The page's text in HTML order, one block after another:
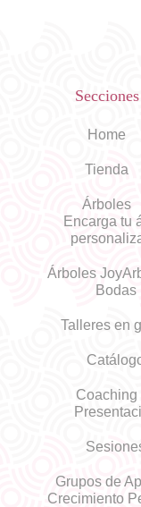
Secciones
Home
Tienda
Árboles
Encarga tu
Árboles
Bodas
Talleres en
Coaching
Grupos de
Crecimiento